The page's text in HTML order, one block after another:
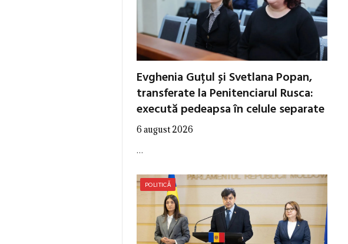
Evghenia Guțul și Svetlana Popan,
transferate la Penitenciarul Rusca:
execută pedeapsa în celule separate
6 august 2026
…
POLITICĂ